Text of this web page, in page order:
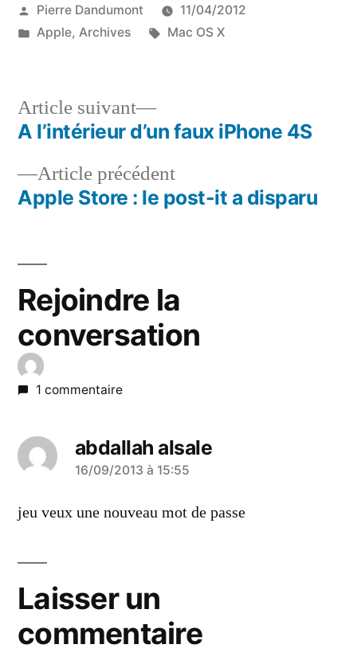
Publié
par
Pierre Dandumont
11/04/2012
Publié
Apple, Archives Étiquettes :
Mac OS X
Navigation
de
l’article
Article précédentArticle
précédent :
Apple Store : le post-it a disparu
Article suivant
Article
suivant :
A l’intérieur d’un faux iPhone 4S
Rejoindre la
conversation
1 commentaire
abdallah alsale
a
dit :
16/09/2013 à 15:55
jeu veux une nouveau mot de passe
Laisser un
commentaire